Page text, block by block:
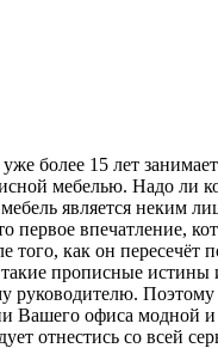
более 15 лет
мебелью. Надо ли
является неким
первое впечатление,
того, как он пересечёт
прописные истины
руководителю. Поэтому
Вашего офиса модной и
отнестись со всей